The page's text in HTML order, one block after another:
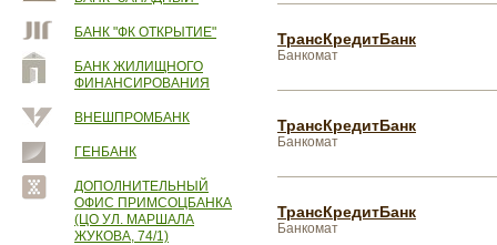
БАНК "ФК ОТКРЫТИЕ"
БАНК ЖИЛИЩНОГО
ФИНАНСИРОВАНИЯ
ВНЕШПРОМБАНК
ГЕНБАНК
ДОПОЛНИТЕЛЬНЫЙ
ОФИС ПРИМСОЦБАНКА
(ЦО УЛ. МАРШАЛА
ЖУКОВА, 74/1)
ТрансКредитБанк
Банкомат
ТрансКредитБанк
Банкомат
ТрансКредитБанк
Банкомат